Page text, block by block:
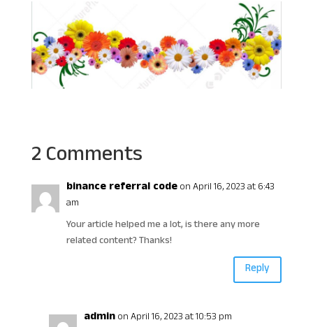
2 Comments
binance referral codeon April 16, 2023 at 6:43
am
Your article helped me a lot, is there any more
related content? Thanks!
Reply
adminon April 16, 2023 at 10:53 pm